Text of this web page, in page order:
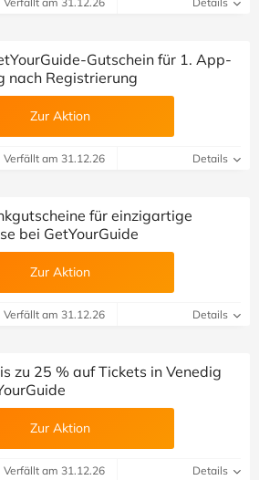
Gutschein für 1. App-
nach Registrierung
Zur Aktion
Verfällt am 31.12.26 Details
für einzigartige
bei GetYourGuide
Zur Aktion
Verfällt am 31.12.26 Details
zu 25 % auf Tickets in Venedig
Zur Aktion
Verfällt am 31.12.26 Details